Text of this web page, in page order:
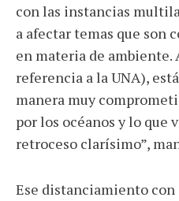
con las instancias
a afectar temas que son
en materia de ambiente.
referencia a la UNA),
manera muy
por los océanos y lo que
retroceso clarísimo”,
Ese distanciamiento con